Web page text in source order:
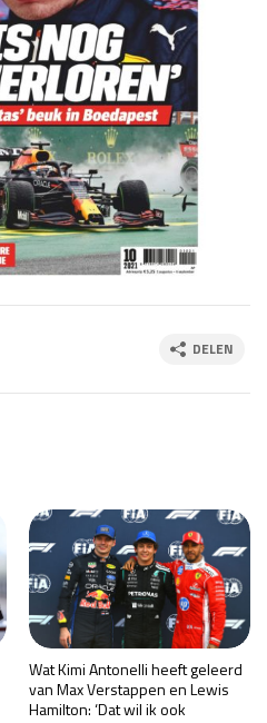
DELEN
Wat Kimi Antonelli heeft geleerd
van Max Verstappen en Lewis
Hamilton: ‘Dat wil ik ook